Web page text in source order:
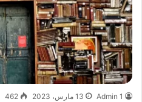
Admin 1 13 مارس، 2023 462